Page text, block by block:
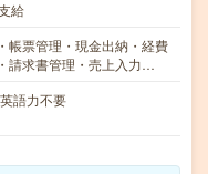
給
帳票管理・現金出納・経費
請求書管理・売上入力…
語力不要